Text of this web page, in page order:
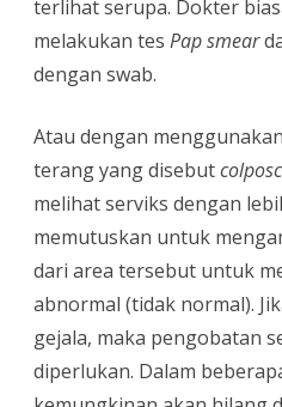
terlihat serupa. Dokter
melakukan tes Pap smear
dengan swab.
Atau dengan
terang yang disebut
melihat serviks dengan
memutuskan untuk
dari area tersebut untuk
abnormal (tidak normal).
gejala, maka pengobatan
diperlukan. Dalam